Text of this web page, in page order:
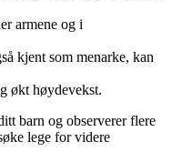
armene og i
kjent som menarke, kan
økt høydevekst.
barn og observerer flere
lege for videre